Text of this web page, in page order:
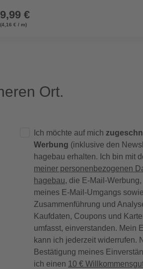
9,99 €
(4,16 € / m)
Ort.
Ich möchte auf mich
Werbung (inklusive den
hagebau erhalten. Ich bin mit
meiner personenbezogenen
hagebau, die E-Mail-
meines E-Mail-Umgangs
Zusammenführung und
Kaufdaten, Coupons und
umfasst, einverstanden. Mein
kann ich jederzeit widerrufen.
Bestätigung meines
ich einen 10 €